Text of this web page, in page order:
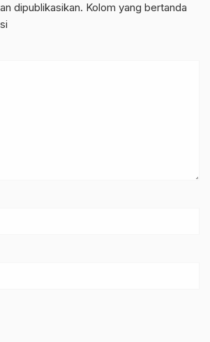
dipublikasikan. Kolom yang bertanda